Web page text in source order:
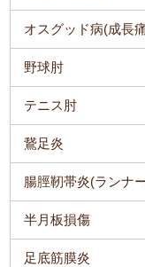
オスグッド病(成長
野球肘
テニス肘
鵞足炎
腸脛靭帯炎(ランナ
半月板損傷
足底筋膜炎